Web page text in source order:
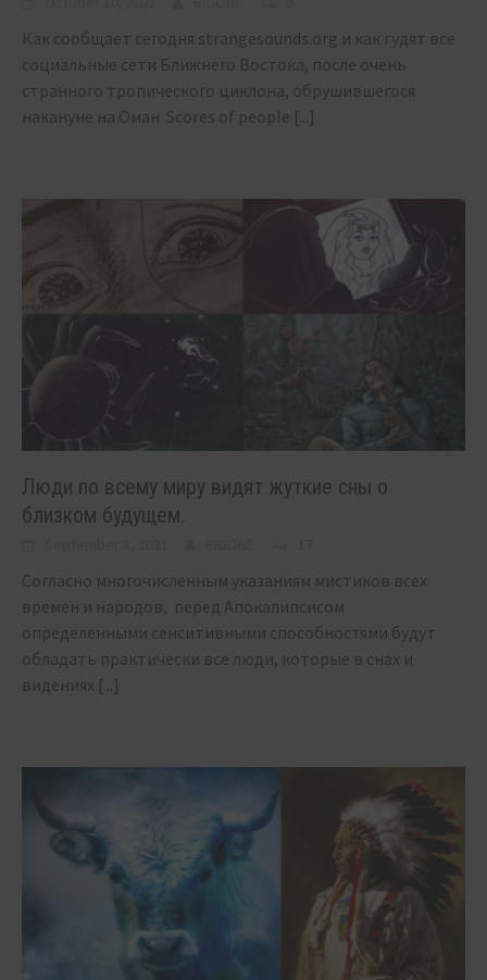
Как сообщает сегодня strangesounds.org и как гудят все
социальные сети Ближнего Востока, после очень
странного тропического циклона, обрушившегося
накануне на Оман Scores of people [...]
Люди по всему миру видят жуткие сны о
близком будущем.
Согласно многочисленным указаниям мистиков всех
времен и народов, перед Апокалипсисом
определенными сенситивными способностями будут
обладать практически все люди, которые в снах и
видениях [...]